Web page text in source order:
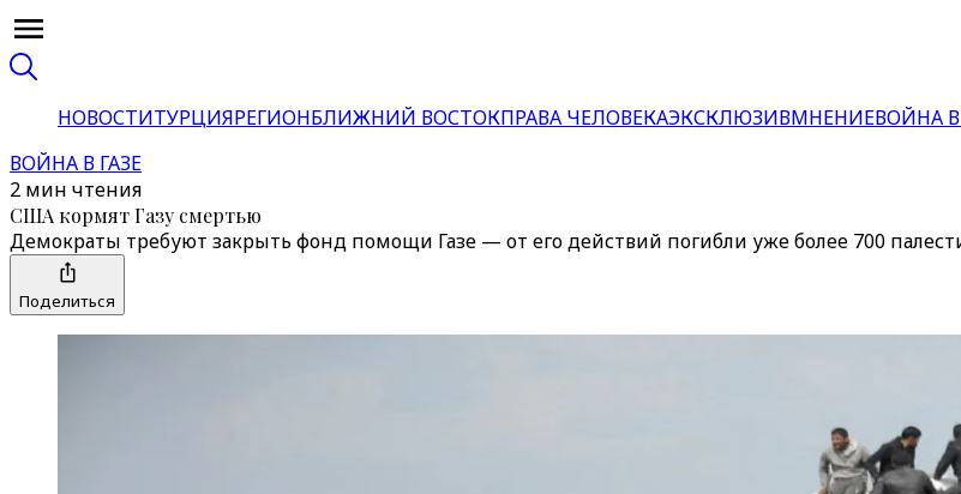
НОВОСТИТУРЦИЯРЕГИОНБЛИЖНИЙ ВОСТОКПРАВА ЧЕЛОВЕКАЭКСКЛЮЗИВМНЕНИЕВОЙНА В
ВОЙНА В ГАЗЕ
2 мин чтения
США кормят Газу смертью
Демократы требуют закрыть фонд помощи Газе — от его действий погибли уже более 700
Поделиться